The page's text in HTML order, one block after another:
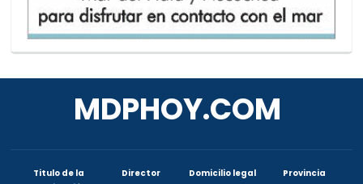
MDPHOY.COM
Titulo de la
Director
Domicilio legal
Provincia